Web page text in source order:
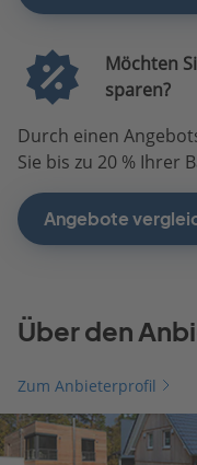
Möchten
sparen?
Durch einen
Sie bis zu 20 % Ihrer
Angebote
Über den
Zum Anbieterprofil